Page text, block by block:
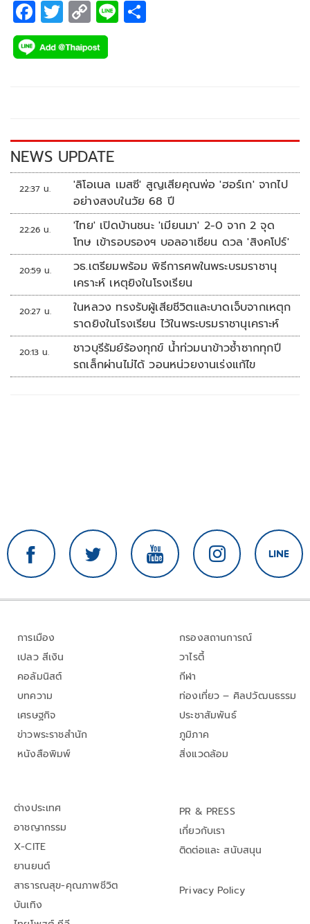
F
ac
e
k
T
wi
tt
C
o
p
k
Li
NEWS UPDATE
22:37 น.
'ลิโอเนล เมสซี' สูญเสียคุณพ่อ 'ฮอร์เก' จากไป
อย่างสงบในวัย 68 ปี
22:26 น.
'ไทย' เปิดบ้านชนะ 'เมียนมา' 2-0 จาก 2 จุด
โทษ เข้ารอบรองฯ บอลอาเซียน ดวล 'สิงคโปร์'
20:59 น.
วธ.เตรียมพร้อม พิธีการศพในพระบรมราชานุ
เคราะห์ เหตุยิงในโรงเรียน
20:27 น.
ในหลวง ทรงรับผู้เสียชีวิตและบาดเจ็บจากเหตุก
ราดยิงในโรงเรียน ไว้ในพระบรมราชานุเคราะห์
20:13 น.
ชาวบุรีรัมย์ร้องทุกข์ น้ำท่วมนาข้าวซ้ำซากทุกปี
รถเล็กผ่านไม่ได้ วอนหน่วยงานเร่งแก้ไข
การเมือง
เปลว สีเงิน
คอลัมนิสต์
บทความ
เศรษฐกิจ
ข่าวพระราชสำนัก
หนังสือพิมพ์
กรองสถานการณ์
วาไรตี้
กีฬา
ท่องเที่ยว – ศิลปวัฒนธรรม
ประชาสัมพันธ์
ภูมิภาค
สิ่งแวดล้อม
ต่างประเทศ
อาชญากรรม
X-CITE
ยานยนต์
สาธารณสุข-คุณภาพชีวิต
บันเทิง
PR & PRESS
เกี่ยวกับเรา
ติดต่อและ สนับสนุน
Privacy Policy